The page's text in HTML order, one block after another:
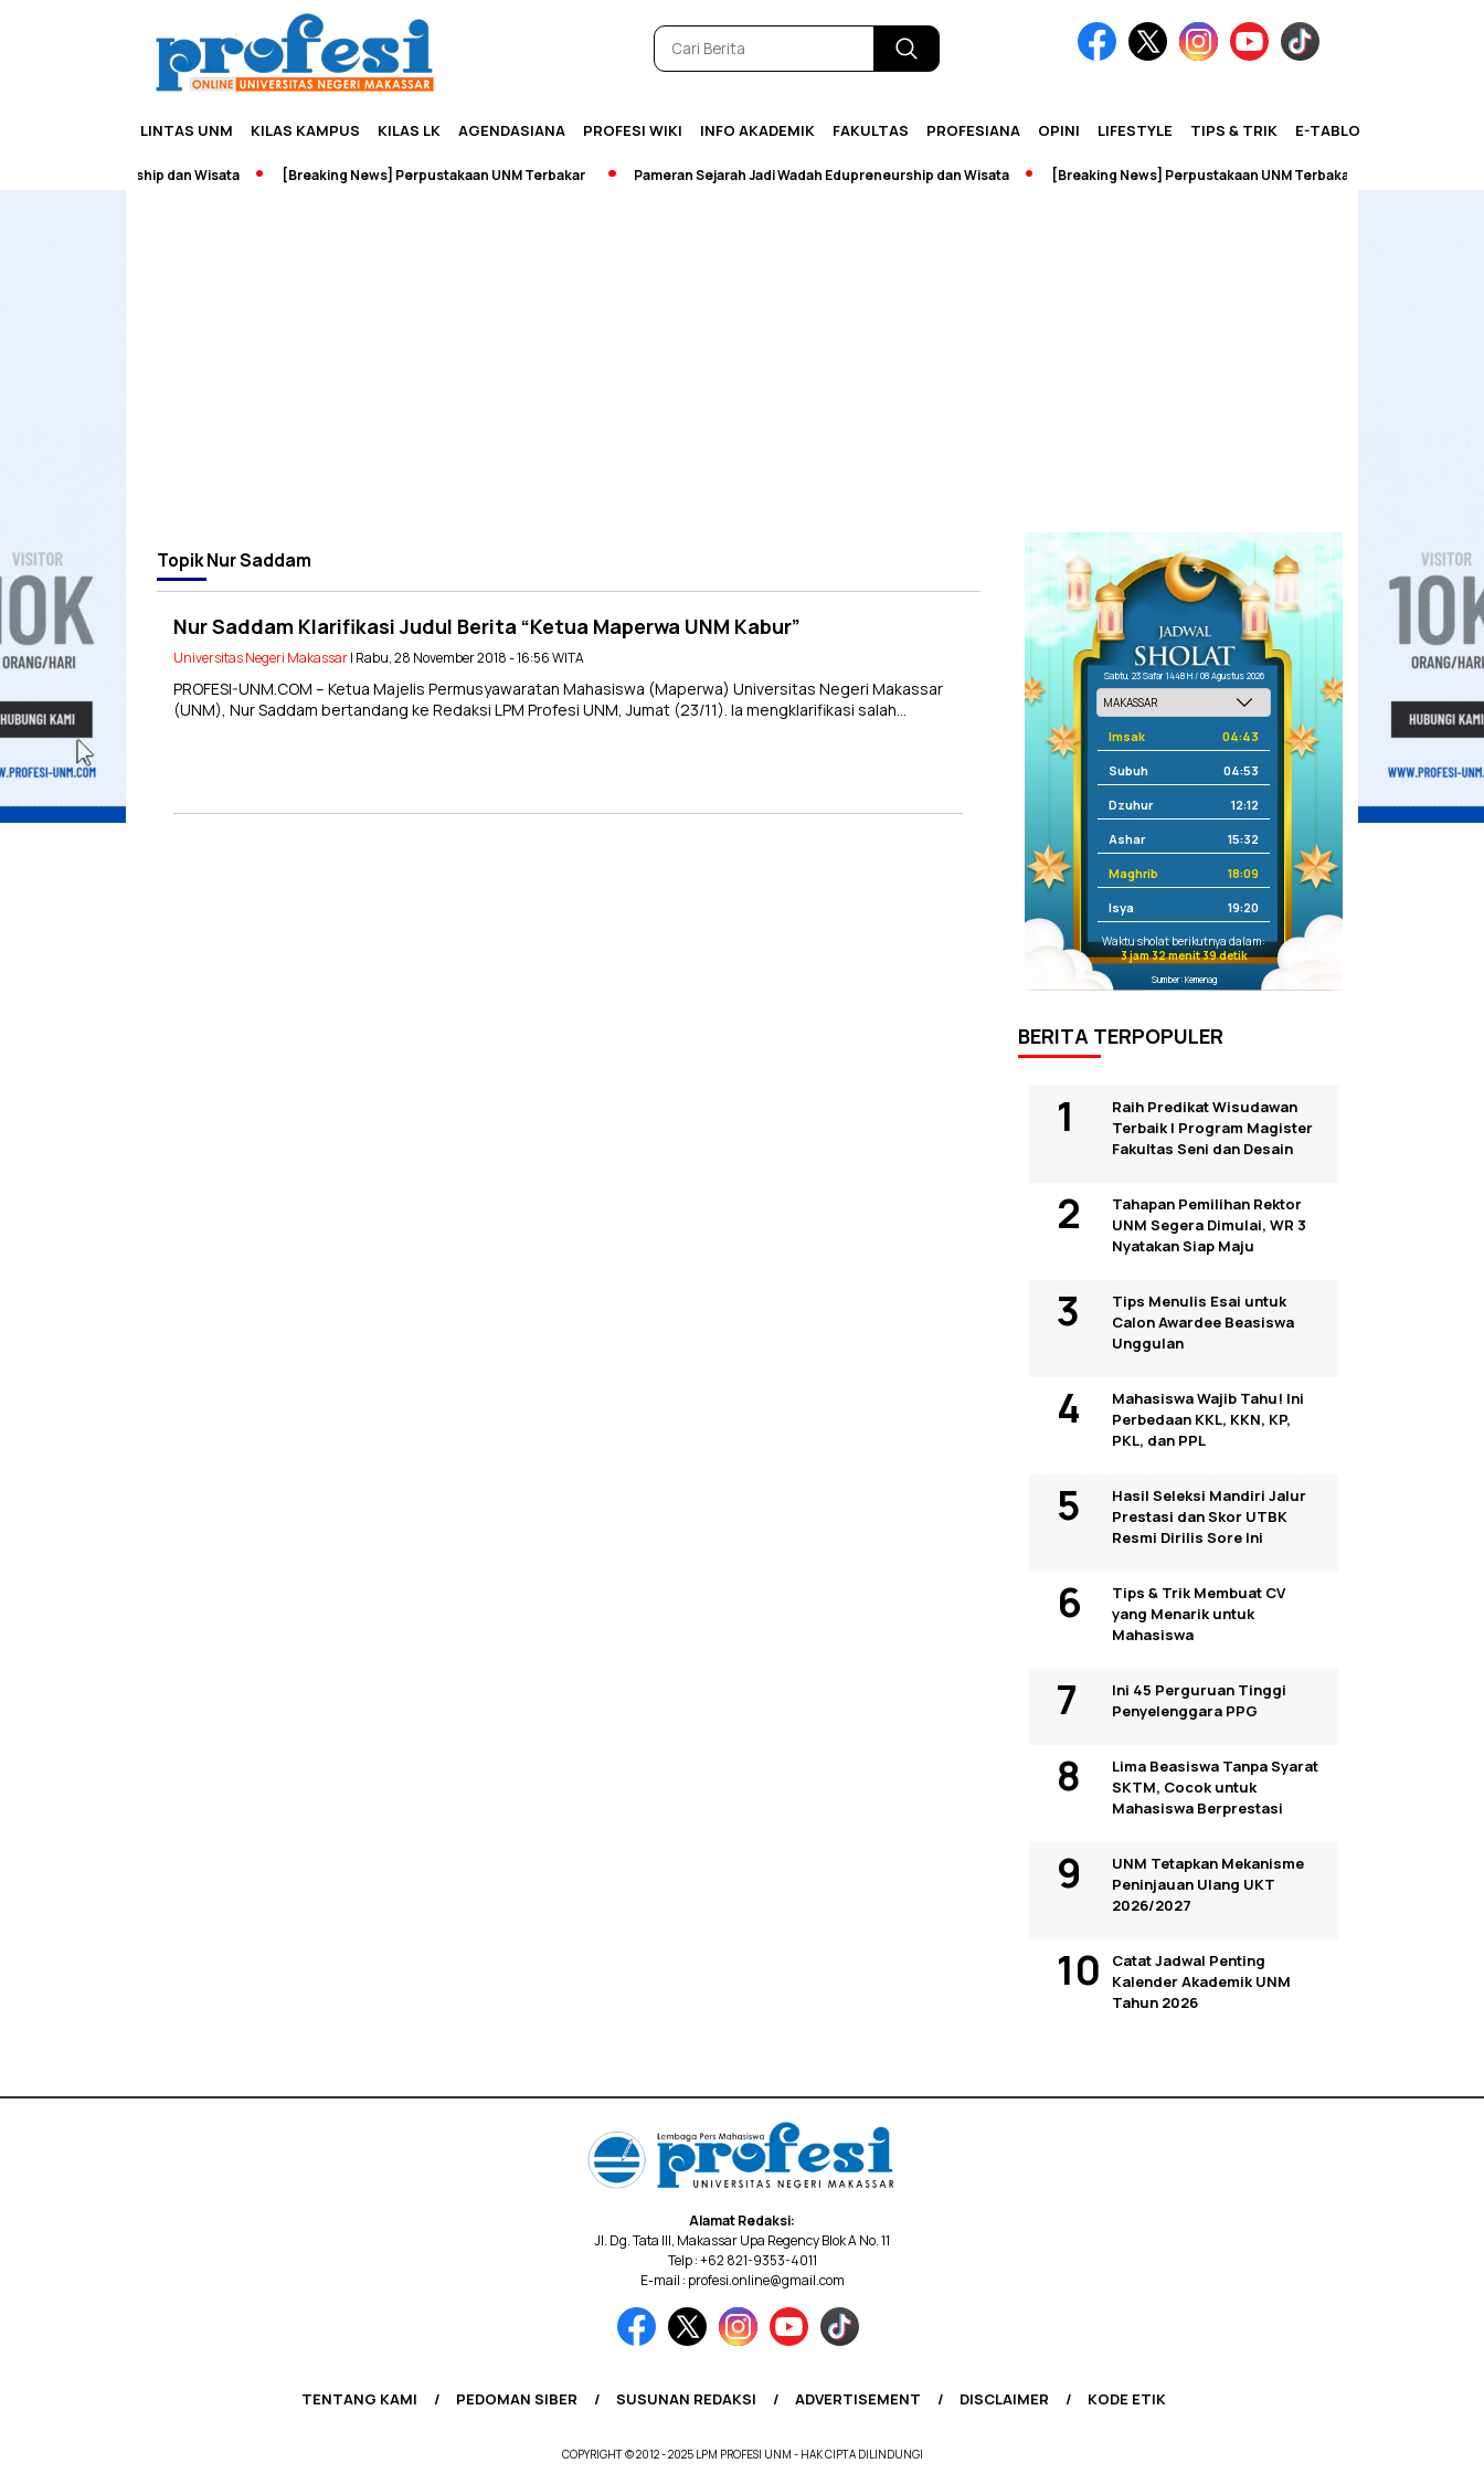
LINTAS UNM KILAS KAMPUS KILAS LK AGENDASIANA PROFESI WIKI INFO AKADEMIK FAKULTAS PROFESIANA OPINI LIFESTYLE TIPS & TRIK E-TABLOID
Edupreneurship dan Wisata [Breaking News] Perpustakaan UNM Terbakar Pameran Sejarah Jadi Wadah Edupreneurship dan Wisata [Breaking News] Perpustakaan UNM Terbakar
TopikNur Saddam
Nur Saddam Klarifikasi Judul Berita “Ketua Maperwa UNM Kabur”
Universitas Negeri Makassar| Rabu, 28 November 2018 - 16:56 WITA
PROFESI-UNM.COM – Ketua Majelis Permusyawaratan Mahasiswa (Maperwa) Universitas Negeri Makassar
(UNM), Nur Saddam bertandang ke Redaksi LPM Profesi UNM, Jumat (23/11). Ia mengklarifikasi salah…
Sabtu, 23 Safar 1448 H / 08 Agustus 2026
Imsak 04:43
Subuh 04:53
Dzuhur 12:12
Ashar 15:32
Maghrib 18:09
Isya 19:20
Waktu sholat berikutnya dalam:
3 jam 32 menit 39 detik
Sumber: Kemenag
BERITA TERPOPULER
Raih Predikat Wisudawan
Terbaik I Program Magister
Fakultas Seni dan Desain
Tahapan Pemilihan Rektor
UNM Segera Dimulai, WR 3
Nyatakan Siap Maju
Tips Menulis Esai untuk
Calon Awardee Beasiswa
Unggulan
Mahasiswa Wajib Tahu! Ini
Perbedaan KKL, KKN, KP,
PKL, dan PPL
Hasil Seleksi Mandiri Jalur
Prestasi dan Skor UTBK
Resmi Dirilis Sore Ini
Tips & Trik Membuat CV
yang Menarik untuk
Mahasiswa
Ini 45 Perguruan Tinggi
Penyelenggara PPG
Lima Beasiswa Tanpa Syarat
SKTM, Cocok untuk
Mahasiswa Berprestasi
UNM Tetapkan Mekanisme
Peninjauan Ulang UKT
2026/2027
Catat Jadwal Penting
Kalender Akademik UNM
Tahun 2026
Alamat Redaksi:
Jl. Dg. Tata III, Makassar Upa Regency Blok A No. 11
Telp : +62 821-9353-4011
E-mail : profesi.online@gmail.com
TENTANG KAMI PEDOMAN SIBER SUSUNAN REDAKSI ADVERTISEMENT DISCLAIMER KODE ETIK
COPYRIGHT © 2012 - 2025 LPM PROFESI UNM - HAK CIPTA DILINDUNGI